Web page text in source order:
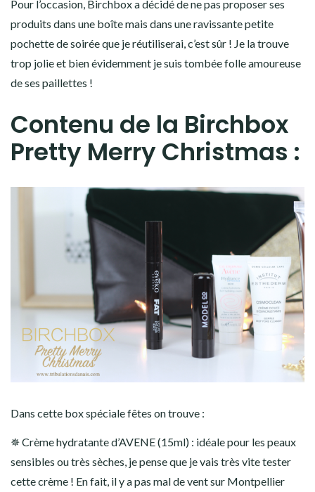
Pour l’occasion, Birchbox a décidé de ne pas proposer ses
produits dans une boîte mais dans une ravissante petite
pochette de soirée que je réutiliserai, c’est sûr ! Je la trouve
trop jolie et bien évidemment je suis tombée folle amoureuse
de ses paillettes !
Contenu de la Birchbox
Pretty Merry Christmas :
Dans cette box spéciale fêtes on trouve :
✵ Crème hydratante d’AVENE (15ml) : idéale pour les peaux
sensibles ou très sèches, je pense que je vais très vite tester
cette crème ! En fait, il y a pas mal de vent sur Montpellier